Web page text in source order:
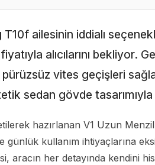
T10f ailesinin iddialı
alıcılarını bekliyor.
vites geçişleri
sedan gövde
hazırlanan V1 Uzun
kullanım ihtiyaçlarına
aracın her detayında kendini